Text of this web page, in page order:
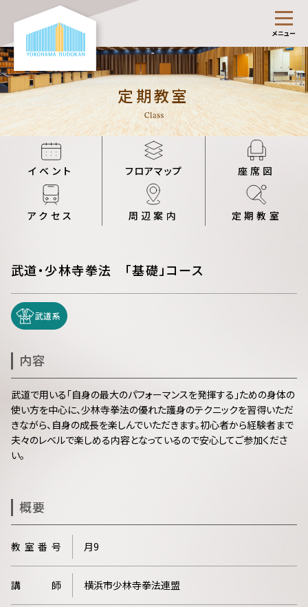
メニュー
定期教室
イベント フロアマップ 座席図
アクセス 周辺案内 定期教室
武道・少林寺拳法 「基礎」コース
武道系
内容
武道で用いる「自身の最大のパフォーマンスを発揮する」ための身体の
使い方を中心に、少林寺拳法の優れた護身のテクニックを習得いただ
きながら、自身の成長を楽しんでいただきます。初心者から経験者まで
夫々のレベルで楽しめる内容となっているので安心してご参加くださ
い。
概要
教 室 番 号 月9
講 師 横浜市少林寺拳法連盟